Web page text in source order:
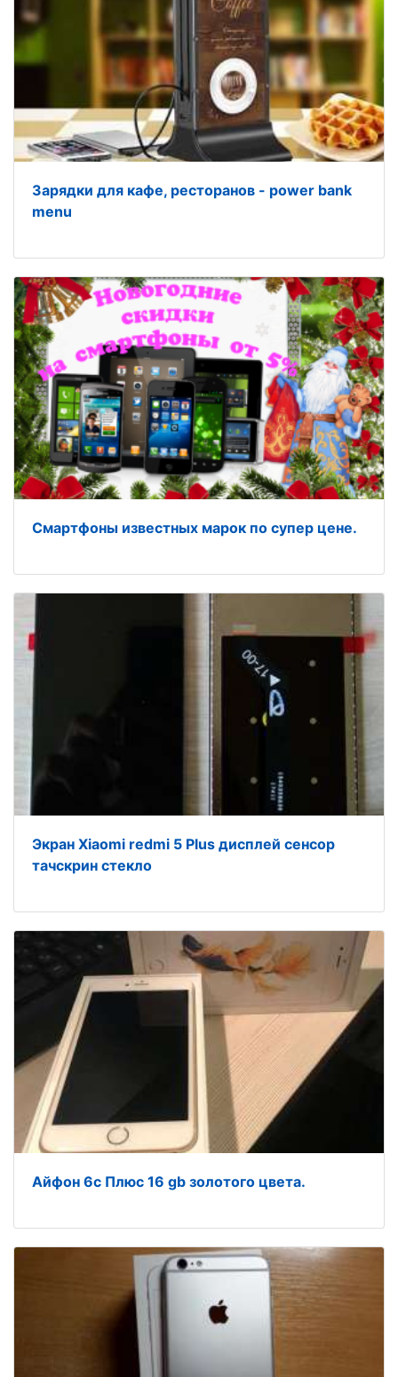
Зарядки для кафе, ресторанов - power bank
menu
Смартфоны известных марок по супер цене.
Экран Xiaomi redmi 5 Plus дисплей сенсор
тачскрин стекло
Айфон 6с Плюс 16 gb золотого цвета.